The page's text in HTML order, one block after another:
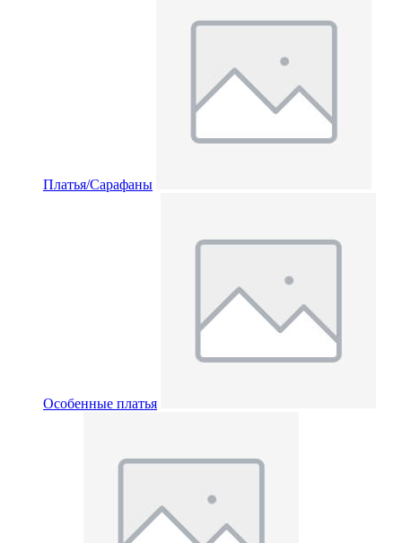
Платья/Сарафаны
Особенные платья